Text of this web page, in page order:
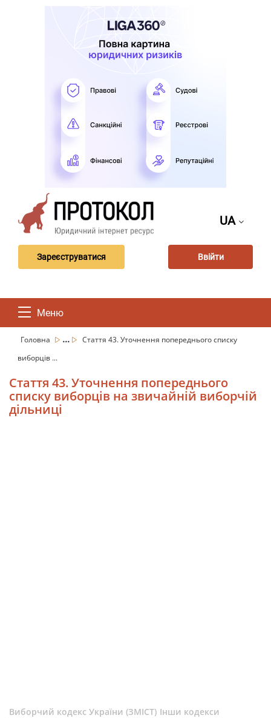
UA
Зареєструватися Ввійти
Меню
Головна ...
Стаття 43. Уточнення попереднього списку
виборців ...
Стаття 43. Уточнення попереднього
списку виборців на звичайній виборчій
дільниці
Виборчий кодекс України (ЗМІСТ) Інши кодекси